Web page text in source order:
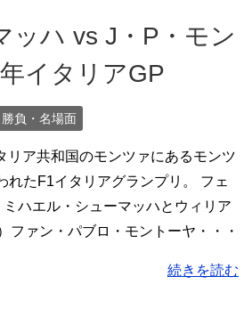
ッハ vs J・P・モン
イタリアGP
負・名場面
リア共和国のモンツァにあるモンツ
れたF1イタリアグランプリ。 フェ
ハエル・シューマッハとウィリア
ファン・パブロ・モントーヤ・・・
続きを読む